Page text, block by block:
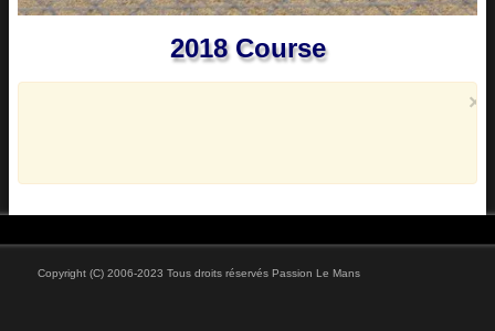
2018 Course
×
Copyright (C) 2006-2023 Tous droits réservés Passion Le Mans